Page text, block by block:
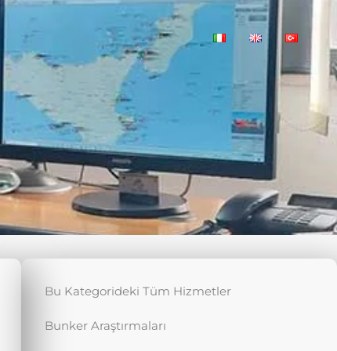
Bu Kategorideki Tüm Hizmetler
Bunker Araştırmaları